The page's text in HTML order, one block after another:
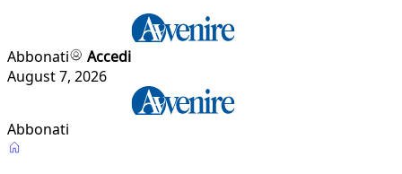
Abbonati
Accedi
August 7, 2026
Abbonati